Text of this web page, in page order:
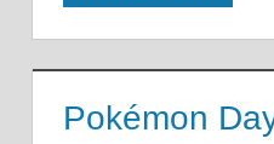
Pokémon